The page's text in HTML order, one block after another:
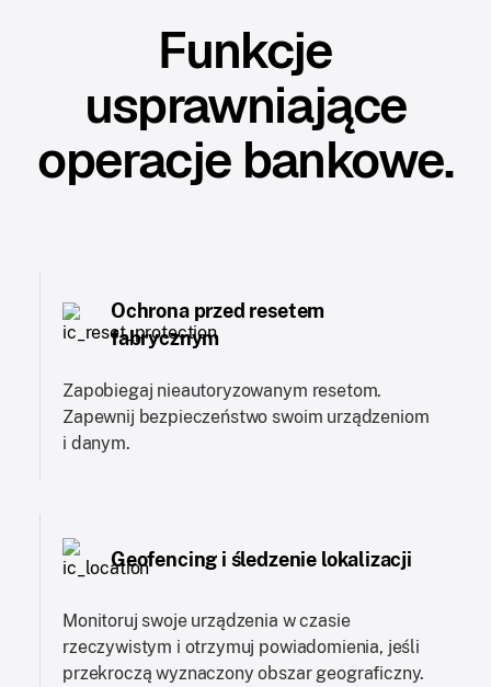
Funkcje
usprawniające
operacje bankowe.
Ochrona przed resetem
fabrycznym
Zapobiegaj nieautoryzowanym resetom.
Zapewnij bezpieczeństwo swoim urządzeniom
i danym.
Geofencing i śledzenie lokalizacji
Monitoruj swoje urządzenia w czasie
rzeczywistym i otrzymuj powiadomienia, jeśli
przekroczą wyznaczony obszar geograficzny.